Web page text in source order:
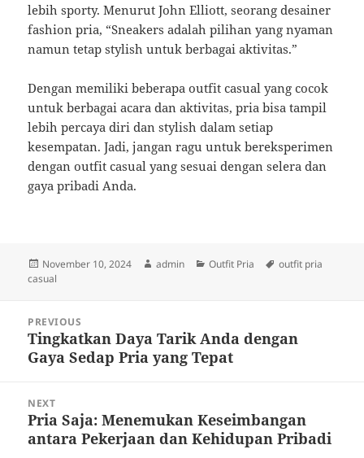
lebih sporty. Menurut John Elliott, seorang desainer
fashion pria, “Sneakers adalah pilihan yang nyaman
namun tetap stylish untuk berbagai aktivitas.”
Dengan memiliki beberapa outfit casual yang cocok
untuk berbagai acara dan aktivitas, pria bisa tampil
lebih percaya diri dan stylish dalam setiap
kesempatan. Jadi, jangan ragu untuk bereksperimen
dengan outfit casual yang sesuai dengan selera dan
gaya pribadi Anda.
Posted
on
November 10, 2024 Author
admin Categories
Outfit Pria Tags
outfit pria
casual
navigation
PREVIOUS
Previous
post:
Tingkatkan Daya Tarik Anda dengan
Gaya Sedap Pria yang Tepat
NEXT
Next
post:
Pria Saja: Menemukan Keseimbangan
antara Pekerjaan dan Kehidupan Pribadi